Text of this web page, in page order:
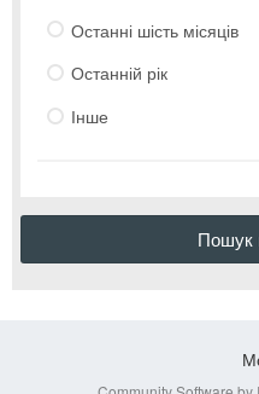
Останні шість місяців
Останній рік
Інше
Пошук